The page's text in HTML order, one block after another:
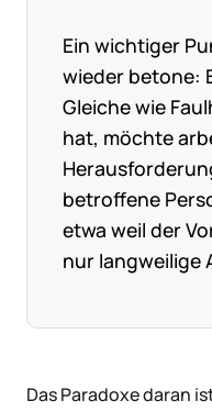
Ein wichtiger
wieder betone:
Gleiche wie
hat, möchte
betroffene
etwa weil der
nur langweilige
Das Paradoxe daran